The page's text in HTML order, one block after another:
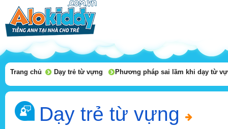
Trang chủ Dạy trẻ từ vựng Phương pháp sai lầm khi dạy từ
Dạy trẻ từ vựng